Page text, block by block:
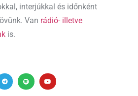
interjúkkal és időnként
Van rádió- illetve
is.